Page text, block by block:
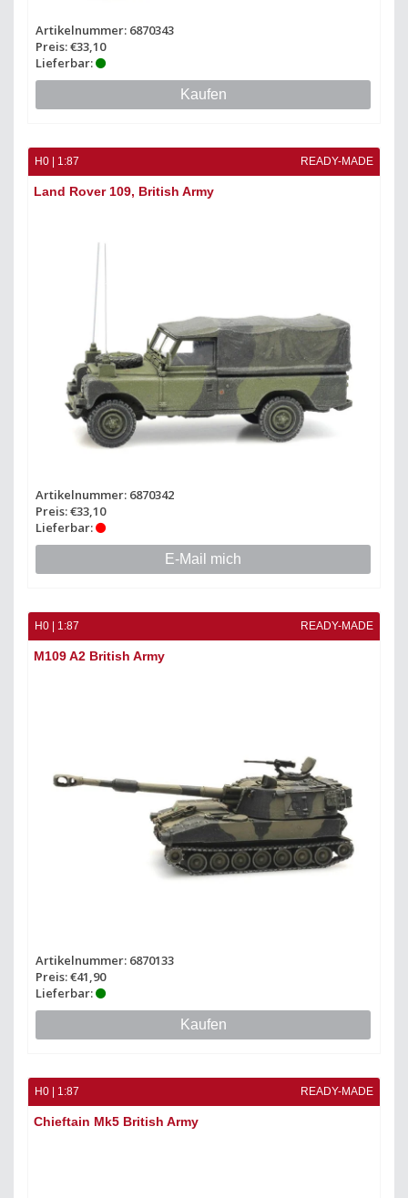
Artikelnummer: 6870343
Preis: €33,10
Lieferbar:
Kaufen
H0 | 1:87 READY-MADE
Land Rover 109, British Army
Artikelnummer: 6870342
Preis: €33,10
Lieferbar:
E-Mail mich
H0 | 1:87 READY-MADE
M109 A2 British Army
Artikelnummer: 6870133
Preis: €41,90
Lieferbar:
Kaufen
H0 | 1:87 READY-MADE
Chieftain Mk5 British Army